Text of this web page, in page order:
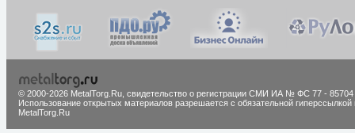
© 2000-2026 MetalTorg.Ru, cвидетельство о регистрации СМИ ИА № ФС 77 - 85704
Использование открытых материалов разрешается с обязательной гиперссылкой
MetalTorg.Ru